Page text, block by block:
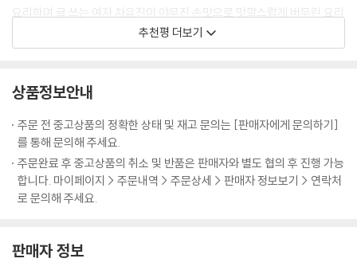
여행자의 책갈피
무라카미 하루키, 『먼 북소리』
버지니아 울프, 『자기만의 방』
인용문헌
되려면 어떠한 난관에 부딪치더라도 멈추지 말고 계속 사람들과 나누어야
할 것이다. 그러다보면 언젠가는 정말 마음을 움직이는 기적을 일으키는
사람이 될 수 있겠지. 초대와 나눔, 요리가 할 수 있는 가장 큰 기적 아닐까.
부엌만큼 보수적이고 여성적이며 이야기가 많은 공간이 또 있을까? 부엌
에서 여자들은 속박된 듯 보이지만, 사실은 스스로 컨트롤이 가능한, 마음
먹은 대로 해방될 수 있는 장소에 머무르고 있는 것이다. ‘여자의 고통을 유
일하게 알아주는 솥들’로 가득한 부엌에서 보내는 일생도 그리 나쁘지만은
않을 거라는 생각이 든다. 그리고 나 역시 요리로 사람들에게 메시지를 전
달하고 고백하는 방법을 알아가고 있는 중이다. 나 스스로는 제법 달콤한
되어 변하지 않고 사랑할 수 있으려나. --- p.209
시각으로 그 요리가 주인공의 심리와 어떤 관련이 있는지를 파헤친다. 요
리를 통해 작가가 무엇을 말하고자 했는지를 추적하고, 작품이 씌어진 당
시의 시대상을 면밀히 따져본다. 저자는 세계의 고전에서부터 한국 현대문
세계를 오늘날의 시각으로 새롭게 조명한다.
각 장의 말미에는 책에 등장하는 요리의 레시피를 덧붙여 읽는 즐거움을
더한다. ‘손녀딸’의 레시피는 가장 기본적이면서도 누구나 쉽게 시도할 만
한 것들로 구성되었다. 홈메이드 마요네즈나 코티지 치즈, 피클, 간단한 야
채 파스타, 초콜릿, 스콘 등. 여기에는 애인과 함께할 때 만들면 좋은 요리
도 있다. 저자가 직접 그린 일러스트는 글의 표정을 더해주고, 낯선 요리들
요리하며 글 쓰는 여자 차유진이 야무진 손맛으로 맛깔스럽게 버무린 요리
이야기를 읽으니, 음식은 사람의 마음을 치유하는 따뜻한 매개체라는 생각
이 든다. 뜨겁고도 서늘한 감정과 복잡 미묘한 내면의 표정과 달콤 쌉싸름
음도 든든해진다. 그녀가 감동하며 읽은 책 속에 음식이 있고 그 음식 속에
라면 진정 손맛 나는 음식을 만들어낼 것이라 기대된다. 나는 그녀가 글을
쓰는(요리도 하는) 부엌이 궁금하다. 손녀딸이라는 필명처럼 삶의 결이 느
껴지는 곳이 아닐까. )
최예선 (『홍차, 느리게 매혹되다』의 저자)
를 통해 세상과 만난다.
추천평 더보기
상품정보안내
주문 전 중고상품의 정확한 상태 및 재고 문의는 [판매자에게 문의하기]
를 통해 문의해 주세요.
주문완료 후 중고상품의 취소 및 반품은 판매자와 별도 협의 후 진행 가능
합니다. 마이페이지 > 주문내역 > 주문상세 > 판매자 정보보기 > 연락처
로 문의해 주세요.
판매자 정보